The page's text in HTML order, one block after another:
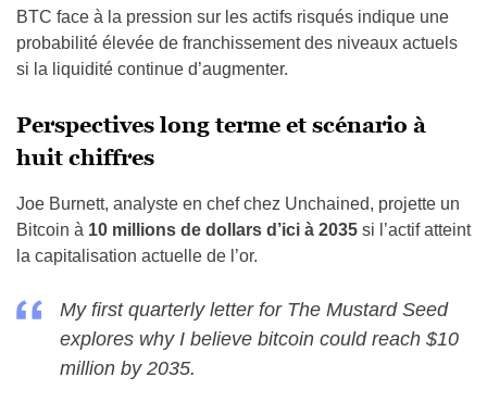
BTC face à la pression sur les actifs risqués indique une
probabilité élevée de franchissement des niveaux actuels
si la liquidité continue d’augmenter.
Perspectives long terme et scénario à
huit chiffres
Joe Burnett, analyste en chef chez Unchained, projette un
Bitcoin à 10 millions de dollars d’ici à 2035 si l’actif atteint
la capitalisation actuelle de l’or.
My first quarterly letter for The Mustard Seed
explores why I believe bitcoin could reach $10
million by 2035.